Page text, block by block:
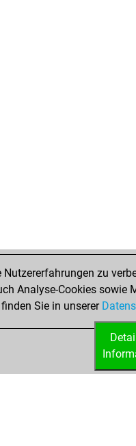
zu
Analyse-Cookies sowie
Sie in unserer